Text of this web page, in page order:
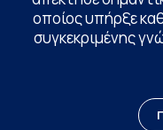
οποίος υπήρξε
συγκεκριμένης